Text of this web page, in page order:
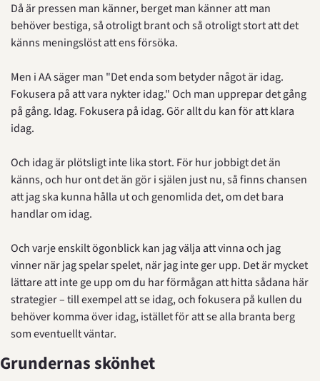
Då är pressen man känner, berget man känner att man
behöver bestiga, så otroligt brant och så otroligt stort att det
känns meningslöst att ens försöka.
Men i AA säger man "Det enda som betyder något är idag.
Fokusera på att vara nykter idag." Och man upprepar det gång
på gång. Idag. Fokusera på idag. Gör allt du kan för att klara
idag.
Och idag är plötsligt inte lika stort. För hur jobbigt det än
känns, och hur ont det än gör i själen just nu, så finns chansen
att jag ska kunna hålla ut och genomlida det, om det bara
handlar om idag.
Och varje enskilt ögonblick kan jag välja att vinna och jag
vinner när jag spelar spelet, när jag inte ger upp. Det är mycket
lättare att inte ge upp om du har förmågan att hitta sådana här
strategier – till exempel att se idag, och fokusera på kullen du
behöver komma över idag, istället för att se alla branta berg
som eventuellt väntar.
Grundernas skönhet